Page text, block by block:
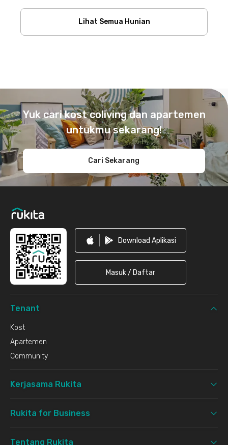
Lihat Semua Hunian
Yuk cari kost coliving dan apartemen
untukmu sekarang!
Cari Sekarang
Download Aplikasi
Masuk / Daftar
Tenant
Kost
Apartemen
Community
Kerjasama Rukita
Rukita for Business
Tentang Rukita